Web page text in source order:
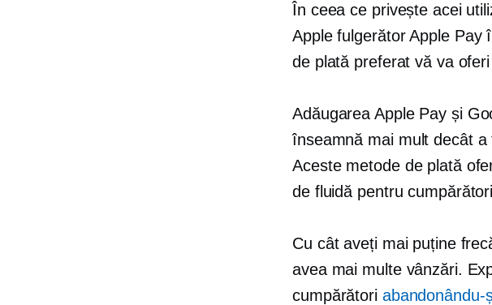
În ceea ce privește acei
ApplefulgerătorApple Pay
de plată preferat vă va
Adăugarea Apple Pay și
înseamnă mai mult decât
Aceste metode de plată
de fluidă pentru
Cu cât aveți mai puține
avea mai multe vânzări.
cumpărători abandonându-